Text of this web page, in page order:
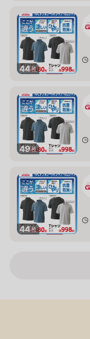
44枚
49枚
44枚